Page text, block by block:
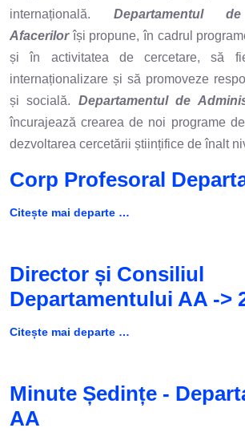
internațională. Departamentul
Afacerilorîși propune, în cadrul
și în activitatea de cercetare, să
internaționalizare și să promoveze
și socială. Departamentul de
încurajează crearea de noi programe
dezvoltarea cercetării științifice de înalt
Corp Profesoral
Citește mai departe …
Director și Consiliul
Departamentului AA ->
Citește mai departe …
Minute Ședințe -
AA